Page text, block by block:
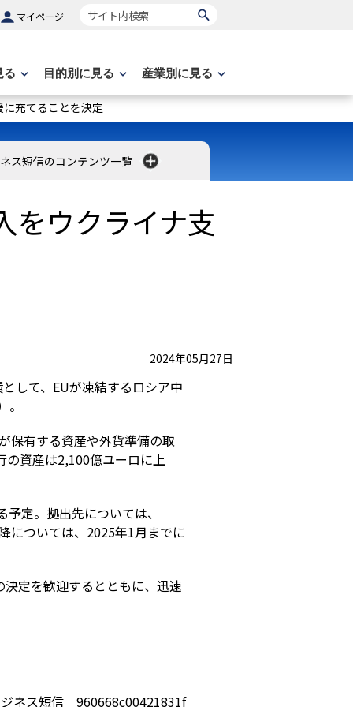
マイページ サイト内検索
る 目的別に見る 産業別に見る
充てることを決定
ス短信のコンテンツ一覧
をウクライナ支
2024年05月27日
して、EUが凍結するロシア中
。
保有する資産や外貨準備の取
資産は2,100億ユーロに上
定。拠出先については、
については、2025年1月までに
定を歓迎するとともに、迅速
ネス短信 960668c00421831f